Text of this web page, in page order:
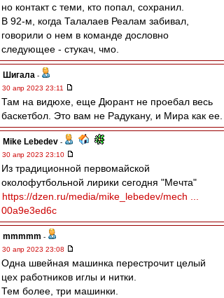
но контакт с теми, кто попал, сохранил.
В 92-м, когда Талалаев Реалам забивал,
говорили о нем в команде дословно
следующее - стукач, чмо.
Шигала -
30 апр 2023 23:11
Там на видюхе, еще Дюрант не проебал весь
баскетбол. Это вам не Радукану, и Мира как ее.
Mike Lebedev -
30 апр 2023 23:10
Из традиционной первомайской
околофутбольной лирики сегодня "Мечта"
https://dzen.ru/media/mike_lebedev/mech ...
00a9e3ed6c
mmmmm -
30 апр 2023 23:08
Одна швейная машинка перестрочит целый
цех работников иглы и нитки.
Тем более, три машинки.